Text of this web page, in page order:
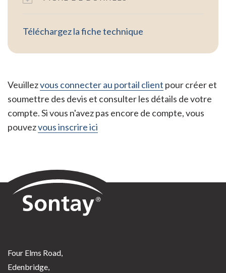
Téléchargez la fiche technique
Veuillezvous connecter au portail client pour créer et
soumettre des devis et consulter les détails de votre
compte. Si vous n'avez pas encore de compte, vous
pouvezvous inscrire ici
Sontay
Four Elms Road,
Edenbridge,